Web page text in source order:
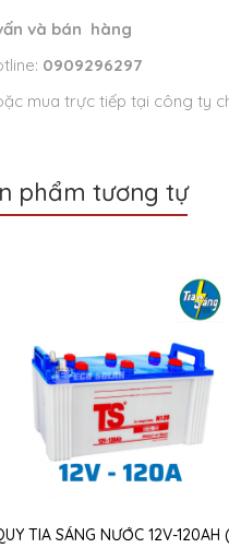
và bán hàng
0909296297
mua trực tiếp tại công ty
phẩm tương tự
TIA SÁNG NƯỚC 12V-120AH